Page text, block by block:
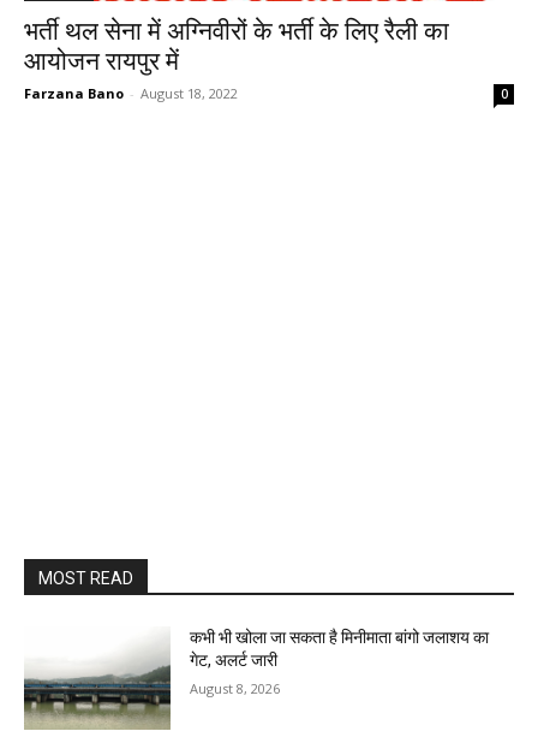
भर्ती थल सेना में अग्निवीरों के भर्ती के लिए रैली का
आयोजन रायपुर में
Farzana Bano - August 18, 2022 0
MOST READ
कभी भी खोला जा सकता है मिनीमाता बांगो जलाशय का
गेट, अलर्ट जारी
August 8, 2026